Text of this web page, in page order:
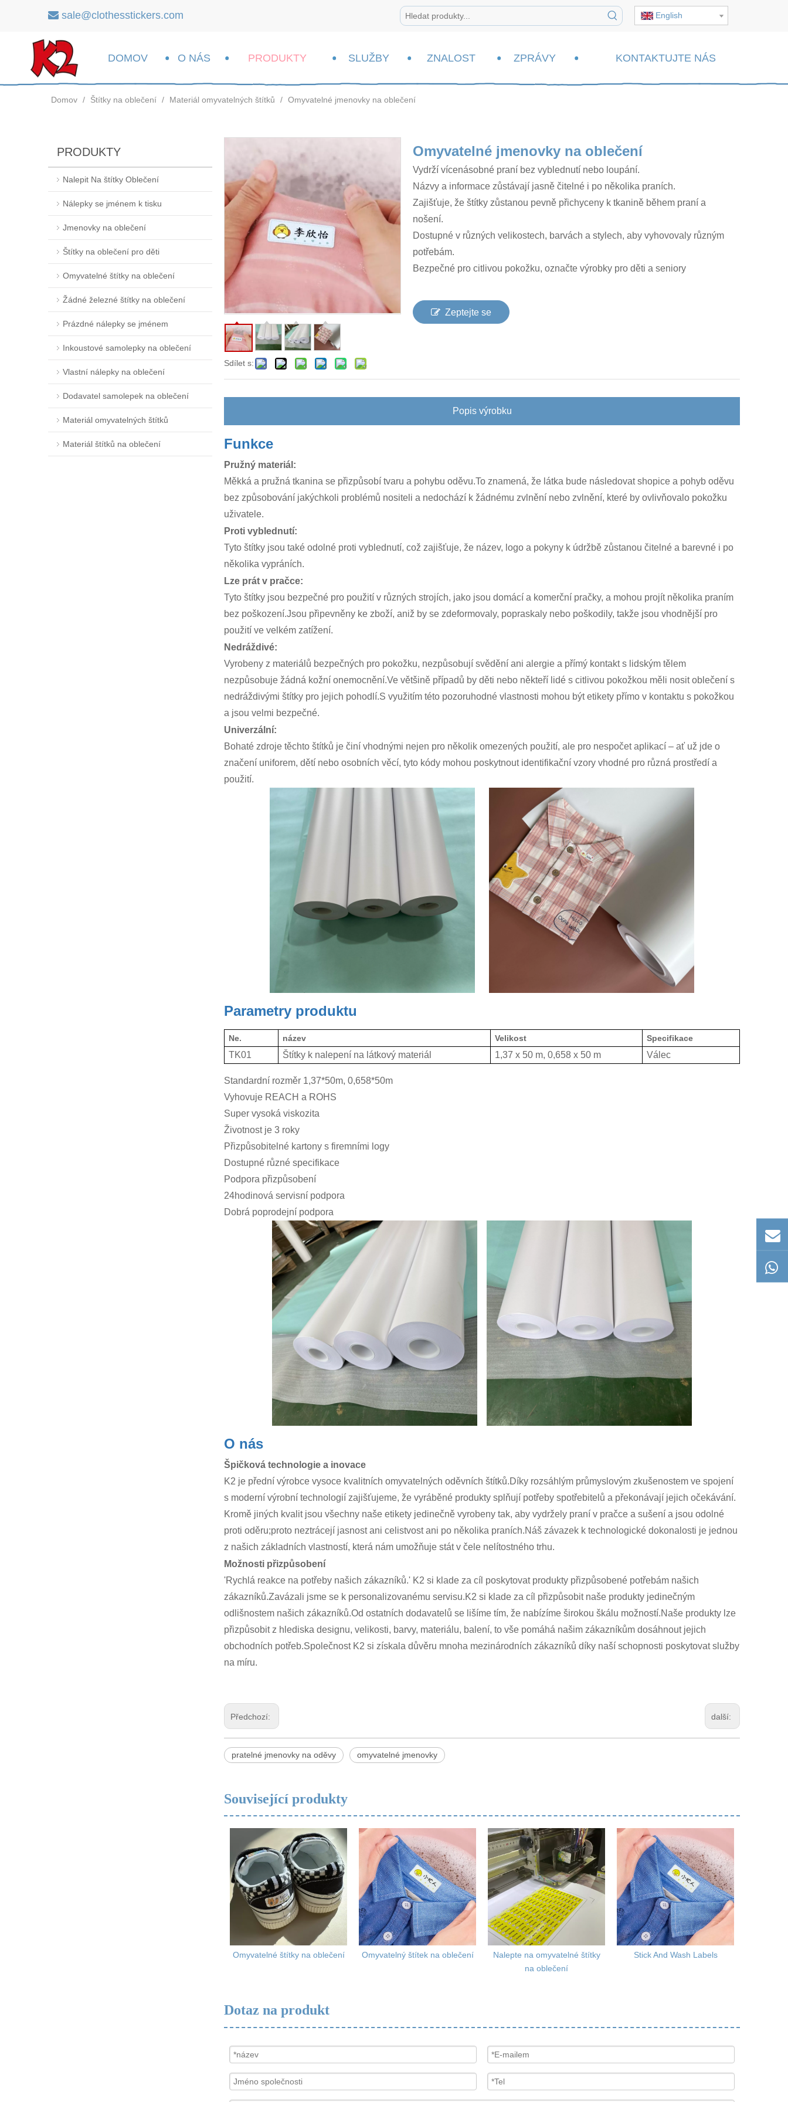
 sale@clothesstickers.com English
DOMOV O NÁS PRODUKTY SLUŽBY ZNALOST ZPRÁVY KONTAKTUJTE NÁS
Domov / Štítky na oblečení / Materiál omyvatelných štítků / Omyvatelné jmenovky na oblečení
PRODUKTY
Nalepit Na štítky Oblečení
Nálepky se jménem k tisku
Jmenovky na oblečení
Štítky na oblečení pro děti
Omyvatelné štítky na oblečení
Žádné železné štítky na oblečení
Prázdné nálepky se jménem
Inkoustové samolepky na oblečení
Vlastní nálepky na oblečení
Dodavatel samolepek na oblečení
Materiál omyvatelných štítků
Materiál štítků na oblečení
Sdílet s:
Omyvatelné jmenovky na oblečení
Vydrží vícenásobné praní bez vyblednutí nebo loupání.
Názvy a informace zůstávají jasně čitelné i po několika praních.
Zajišťuje, že štítky zůstanou pevně přichyceny k tkanině během praní a
nošení.
Dostupné v různých velikostech, barvách a stylech, aby vyhovovaly různým
potřebám.
Bezpečné pro citlivou pokožku, označte výrobky pro děti a seniory
Zeptejte se
Popis výrobku
Funkce
Pružný materiál:
Měkká a pružná tkanina se přizpůsobí tvaru a pohybu oděvu.To znamená, že látka bude následovat shopice a pohyb oděvu
bez způsobování jakýchkoli problémů nositeli a nedochází k žádnému zvlnění nebo zvlnění, které by ovlivňovalo pokožku
uživatele.
Proti vyblednutí:
Tyto štítky jsou také odolné proti vyblednutí, což zajišťuje, že název, logo a pokyny k údržbě zůstanou čitelné a barevné i po
několika vypráních.
Lze prát v pračce:
Tyto štítky jsou bezpečné pro použití v různých strojích, jako jsou domácí a komerční pračky, a mohou projít několika praním
bez poškození.Jsou připevněny ke zboží, aniž by se zdeformovaly, popraskaly nebo poškodily, takže jsou vhodnější pro
použití ve velkém zatížení.
Nedráždivé:
Vyrobeny z materiálů bezpečných pro pokožku, nezpůsobují svědění ani alergie a přímý kontakt s lidským tělem
nezpůsobuje žádná kožní onemocnění.Ve většině případů by děti nebo někteří lidé s citlivou pokožkou měli nosit oblečení s
nedráždivými štítky pro jejich pohodlí.S využitím této pozoruhodné vlastnosti mohou být etikety přímo v kontaktu s pokožkou
a jsou velmi bezpečné.
Univerzální:
Bohaté zdroje těchto štítků je činí vhodnými nejen pro několik omezených použití, ale pro nespočet aplikací – ať už jde o
značení uniforem, dětí nebo osobních věcí, tyto kódy mohou poskytnout identifikační vzory vhodné pro různá prostředí a
použití.
Parametry produktu
Ne. název Velikost Specifikace
TK01 Štítky k nalepení na látkový materiál 1,37 x 50 m, 0,658 x 50 m Válec
Standardní rozměr 1,37*50m, 0,658*50m
Vyhovuje REACH a ROHS
Super vysoká viskozita
Životnost je 3 roky
Přizpůsobitelné kartony s firemními logy
Dostupné různé specifikace
Podpora přizpůsobení
24hodinová servisní podpora
Dobrá poprodejní podpora
O nás
Špičková technologie a inovace
K2 je přední výrobce vysoce kvalitních omyvatelných oděvních štítků.Díky rozsáhlým průmyslovým zkušenostem ve spojení
s moderní výrobní technologií zajišťujeme, že vyráběné produkty splňují potřeby spotřebitelů a překonávají jejich očekávání.
Kromě jiných kvalit jsou všechny naše etikety jedinečně vyrobeny tak, aby vydržely praní v pračce a sušení a jsou odolné
proti oděru;proto neztrácejí jasnost ani celistvost ani po několika praních.Náš závazek k technologické dokonalosti je jednou
z našich základních vlastností, která nám umožňuje stát v čele nelítostného trhu.
Možnosti přizpůsobení
'Rychlá reakce na potřeby našich zákazníků.' K2 si klade za cíl poskytovat produkty přizpůsobené potřebám našich
zákazníků.Zavázali jsme se k personalizovanému servisu.K2 si klade za cíl přizpůsobit naše produkty jedinečným
odlišnostem našich zákazníků.Od ostatních dodavatelů se lišíme tím, že nabízíme širokou škálu možností.Naše produkty lze
přizpůsobit z hlediska designu, velikosti, barvy, materiálu, balení, to vše pomáhá našim zákazníkům dosáhnout jejich
obchodních potřeb.Společnost K2 si získala důvěru mnoha mezinárodních zákazníků díky naší schopnosti poskytovat služby
na míru.
Předchozí: další:
pratelné jmenovky na oděvy omyvatelné jmenovky
Související produkty
Omyvatelné štítky na oblečení Omyvatelný štítek na oblečení
Nalepte na omyvatelné štítky
na oblečení
Stick And Wash Labels
Dotaz na produkt